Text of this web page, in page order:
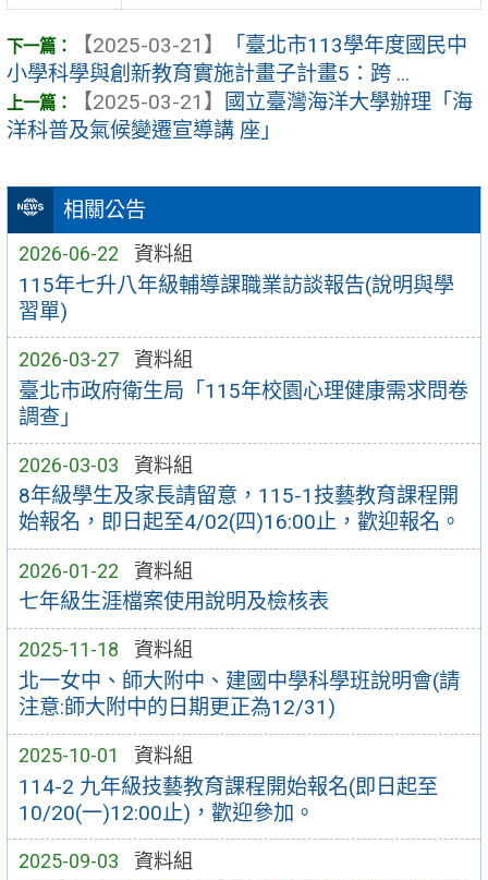
相關公告
2026-06-22 資料組
115年七升八年級輔導課職業訪談報告(說明與學
習單)
2026-03-27 資料組
臺北市政府衛生局「115年校園心理健康需求問卷
調查」
2026-03-03 資料組
8年級學生及家長請留意，115-1技藝教育課程開
始報名，即日起至4/02(四)16:00止，歡迎報名。
2026-01-22 資料組
七年級生涯檔案使用說明及檢核表
2025-11-18 資料組
北一女中、師大附中、建國中學科學班說明會(請
注意:師大附中的日期更正為12/31)
2025-10-01 資料組
114-2 九年級技藝教育課程開始報名(即日起至
10/20(一)12:00止)，歡迎參加。
2025-09-03 資料組
【2025-03-21】
「臺北市113學年度國民中
小學科學與創新教育實施計畫子計畫5：跨 ...
【2025-03-21】
國立臺灣海洋大學辦理「海
洋科普及氣候變遷宣導講 座」